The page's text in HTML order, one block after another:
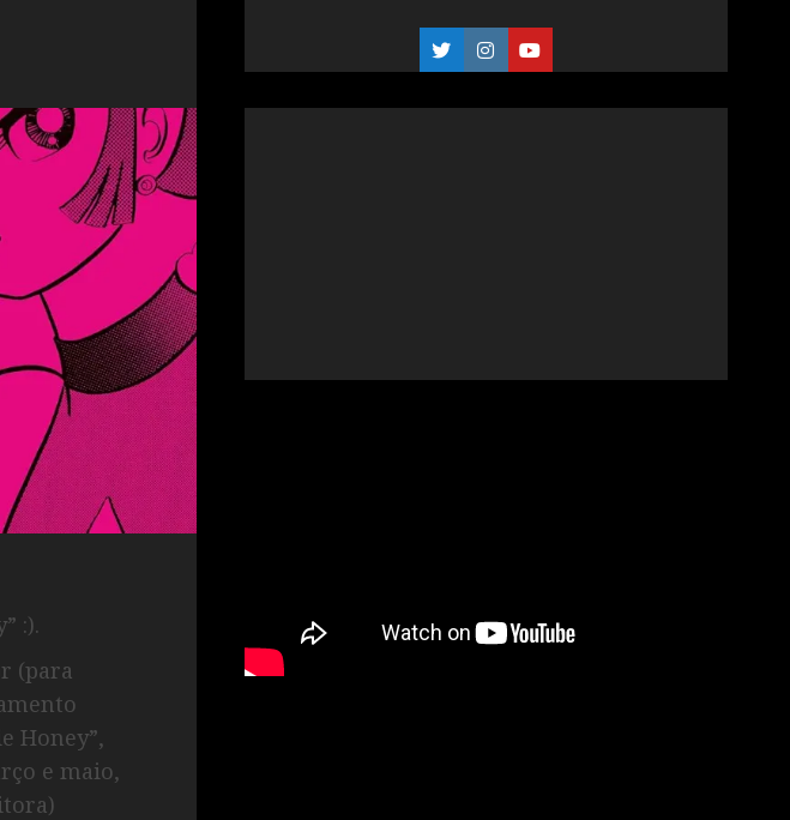
:).
(para
Honey”,
e maio,